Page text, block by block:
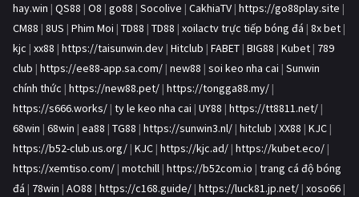
hay.win | QS88 | O8 | go88 | Socolive | CakhiaTV | https://go88play.site |
CM88 | 8US | Phim Moi | TD88 | TD88 | xoilactv trực tiếp bóng đá | 8x bet |
kjc | xx88 | https://taisunwin.dev | Hitclub | FABET | BIG88 | Kubet | 789
club | https://ee88-app.sa.com/ | new88 | soi keo nha cai | Sunwin
chính thức | https://new88.pet/ | https://tongga88.my/ |
https://s666.works/ | ty le keo nha cai | UY88 | https://tt8811.net/ |
68win | 68win | ea88 | TG88 | https://sunwin3.nl/ | hitclub | XX88 | KJC |
https://b52-club.us.org/ | KJC | https://kjc.ad/ | https://kubet.eco/ |
https://xemtiso.com/ | motchill | https://b52com.io | trang cá độ bóng
đá | 78win | AO88 | https://c168.guide/ | https://luck81.jp.net/ | xoso66 |